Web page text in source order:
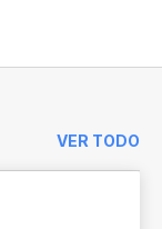
VER TODO